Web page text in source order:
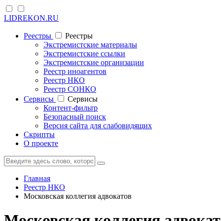
LIDREKON.RU
Реестры
Реестры
Экстремистские материалы
Экстремистские ссылки
Экстремистские организации
Реестр иноагентов
Реестр НКО
Реестр СОНКО
Cервисы
Cервисы
Контент-фильтр
Безопасный поиск
Версия сайта для слабовидящих
Скрипты
О проекте
Главная
Реестр НКО
Московская коллегия адвокатов